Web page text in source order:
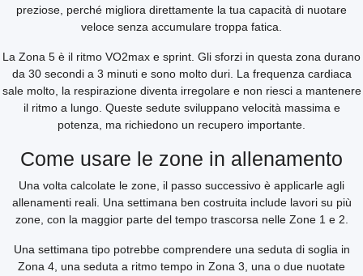
preziose, perché migliora direttamente la tua capacità di nuotare
veloce senza accumulare troppa fatica.
La Zona 5 è il ritmo VO2max e sprint. Gli sforzi in questa zona durano
da 30 secondi a 3 minuti e sono molto duri. La frequenza cardiaca
sale molto, la respirazione diventa irregolare e non riesci a mantenere
il ritmo a lungo. Queste sedute sviluppano velocità massima e
potenza, ma richiedono un recupero importante.
Come usare le zone in allenamento
Una volta calcolate le zone, il passo successivo è applicarle agli
allenamenti reali. Una settimana ben costruita include lavori su più
zone, con la maggior parte del tempo trascorsa nelle Zone 1 e 2.
Una settimana tipo potrebbe comprendere una seduta di soglia in
Zona 4, una seduta a ritmo tempo in Zona 3, una o due nuotate